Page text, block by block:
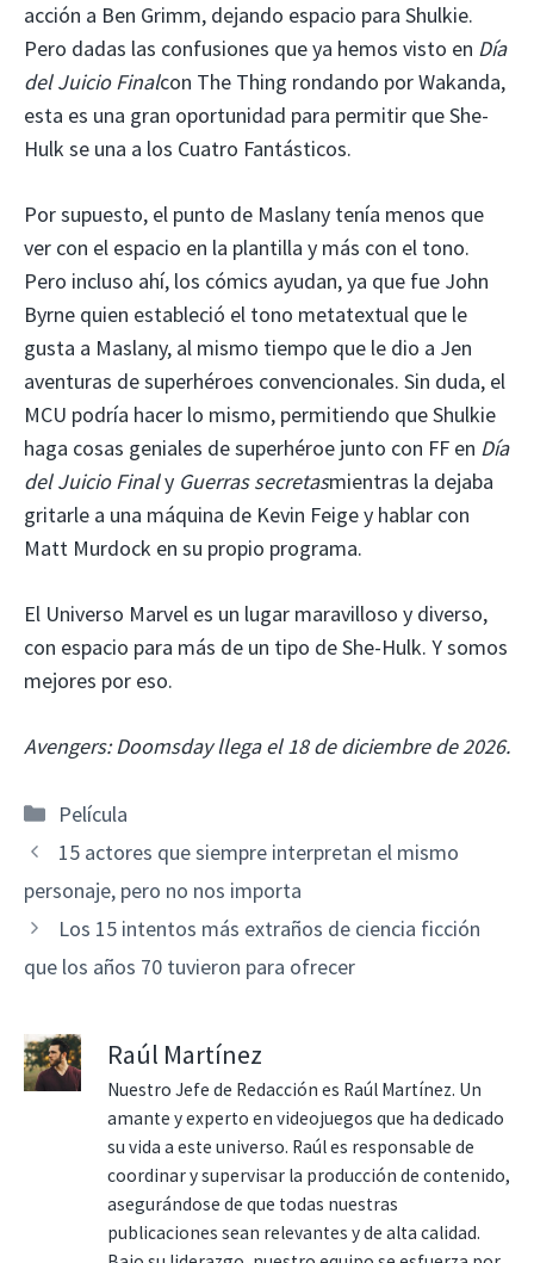
acción a Ben Grimm, dejando espacio para Shulkie.
Pero dadas las confusiones que ya hemos visto en Día
del Juicio Finalcon The Thing rondando por Wakanda,
esta es una gran oportunidad para permitir que She-
Hulk se una a los Cuatro Fantásticos.
Por supuesto, el punto de Maslany tenía menos que
ver con el espacio en la plantilla y más con el tono.
Pero incluso ahí, los cómics ayudan, ya que fue John
Byrne quien estableció el tono metatextual que le
gusta a Maslany, al mismo tiempo que le dio a Jen
aventuras de superhéroes convencionales. Sin duda, el
MCU podría hacer lo mismo, permitiendo que Shulkie
haga cosas geniales de superhéroe junto con FF en Día
del Juicio Finaly Guerras secretasmientras la dejaba
gritarle a una máquina de Kevin Feige y hablar con
Matt Murdock en su propio programa.
El Universo Marvel es un lugar maravilloso y diverso,
con espacio para más de un tipo de She-Hulk. Y somos
mejores por eso.
Avengers: Doomsday llega el 18 de diciembre de 2026.
Categorías
Película
15 actores que siempre interpretan el mismo
personaje, pero no nos importa
Los 15 intentos más extraños de ciencia ficción
que los años 70 tuvieron para ofrecer
Raúl Martínez
Nuestro Jefe de Redacción es Raúl Martínez. Un
amante y experto en videojuegos que ha dedicado
su vida a este universo. Raúl es responsable de
coordinar y supervisar la producción de contenido,
asegurándose de que todas nuestras
publicaciones sean relevantes y de alta calidad.